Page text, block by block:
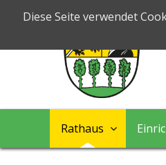
Diese Seite verwendet
Rathaus